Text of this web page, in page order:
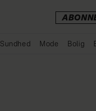
Sundhed Mode Bolig